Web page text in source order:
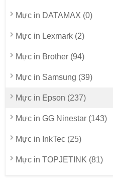
Mực in DATAMAX (0)
Mực in Lexmark (2)
Mực in Brother (94)
Mực in Samsung (39)
Mực in Epson (237)
Mực in GG Ninestar (143)
Mực in InkTec (25)
Mực in TOPJETINK (81)